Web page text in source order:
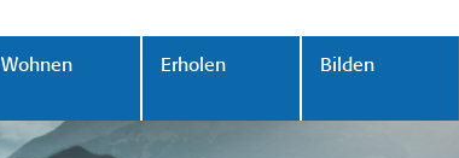
Wohnen Erholen Bilden